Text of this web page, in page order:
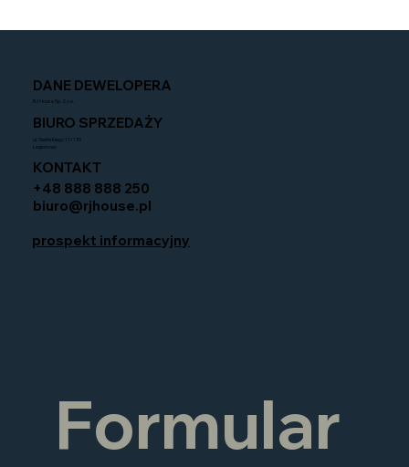
DANE DEWELOPERA
RJ House Sp. Z o.o.
BIURO SPRZEDAŻY
ul. Siwińskiego 11/139
Legionowo
KONTAKT
+48 888 888 250
biuro@rjhouse.pl
prospekt informacyjny
Formular